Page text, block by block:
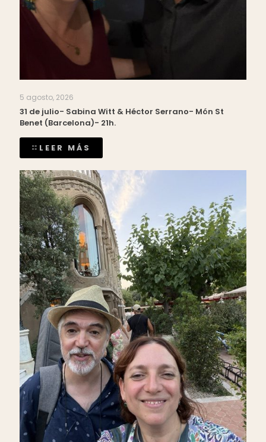
5 agosto, 2026
31 de julio- Sabina Witt & Héctor Serrano- Món St
Benet (Barcelona)- 21h.
LEER MÁS